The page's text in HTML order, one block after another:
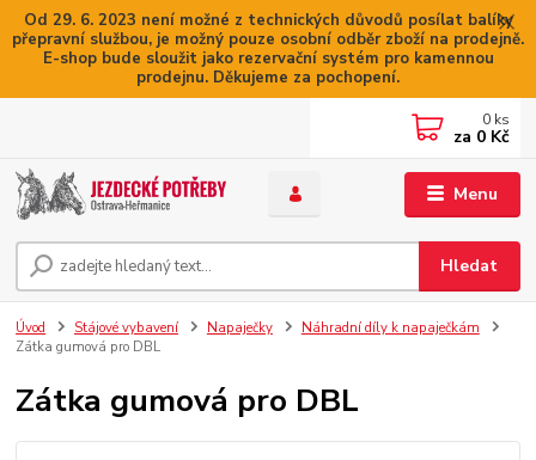
Od 29. 6. 2023 není možné z technických důvodů posílat balíky
přepravní službou, je možný pouze osobní odběr zboží na prodejně.
E-shop bude sloužit jako rezervační systém pro kamennou
prodejnu. Děkujeme za pochopení.
Menu
Hledat
0 ks
za 0 Kč
Úvod Stájové vybavení Napaječky
Náhradní díly k napaječkám
Zátka gumová pro DBL
Zátka gumová pro DBL